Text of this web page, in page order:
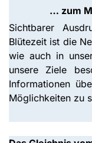
… zum
Sichtbarer
Blütezeit ist die
wie auch in
unsere Ziele
Informationen
Möglichkeiten zu